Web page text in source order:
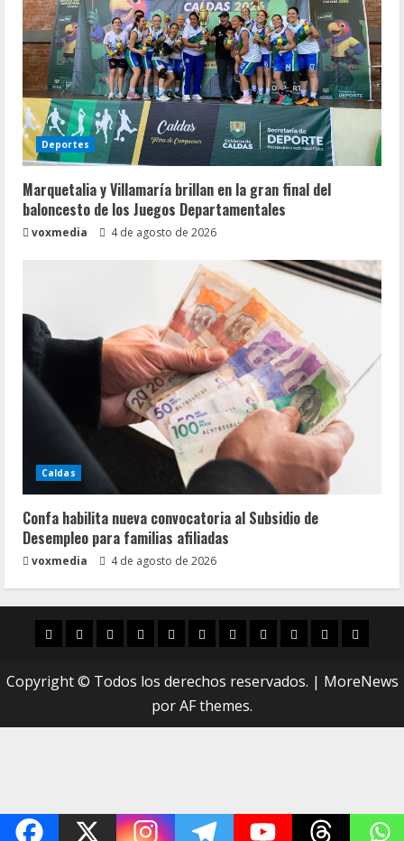
Deportes
Marquetalia y Villamaría brillan en la gran final del
baloncesto de los Juegos Departamentales
voxmedia 4 de agosto de 2026
Caldas
Confa habilita nueva convocatoria al Subsidio de
Desempleo para familias afiliadas
voxmedia 4 de agosto de 2026
InicioCaldasManizales
PolíticaMunicipios
Vías
ZonaCaricatura
ConarteCrónicas
Copyright © Todos los derechos reservados. | MoreNews
por AF themes.